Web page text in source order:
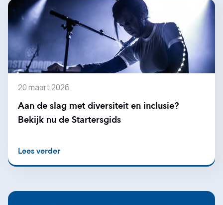
20 maart 2026
Aan de slag met diversiteit en inclusie?
Bekijk nu de Startersgids
Lees verder